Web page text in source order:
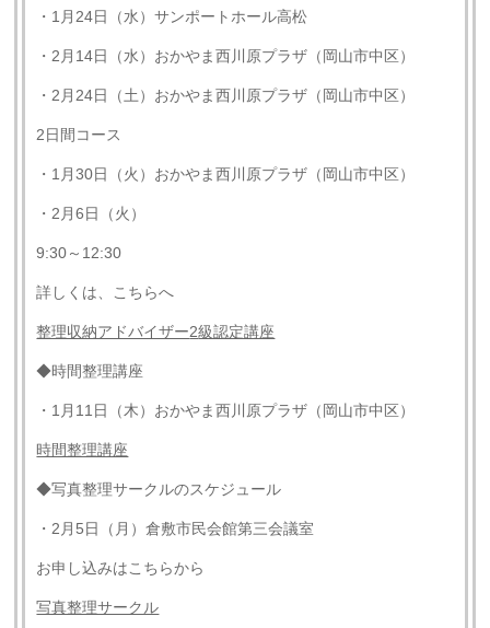
・1月24日（水）サンポートホール高松
・2月14日（水）おかやま西川原プラザ（岡山市中区）
・2月24日（土）おかやま西川原プラザ（岡山市中区）
2日間コース
・1月30日（火）おかやま西川原プラザ（岡山市中区）
・2月6日（火）
9:30～12:30
詳しくは、こちらへ
整理収納アドバイザー2級認定講座
◆時間整理講座
・1月11日（木）おかやま西川原プラザ（岡山市中区）
時間整理講座
◆写真整理サークルのスケジュール
・2月5日（月）倉敷市民会館第三会議室
お申し込みはこちらから
写真整理サークル